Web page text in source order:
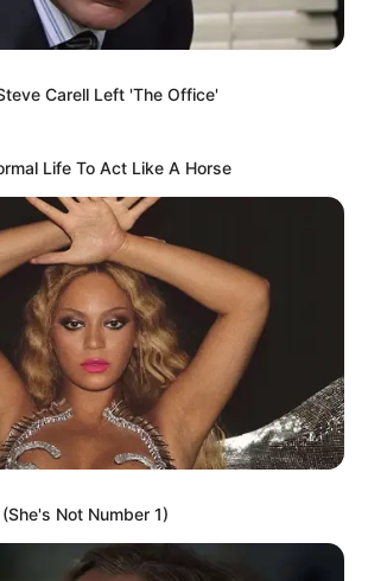
Carell Left 'The Office'
Life To Act Like A Horse
Not Number 1)